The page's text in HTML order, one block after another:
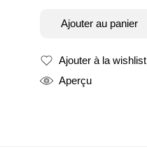
Ajouter au panier
Ajouter à la wishlist
Produit ajouté
Aperçu